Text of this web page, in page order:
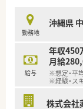
【やりがい/
があり、
■グループ
毎日新鮮
■調剤薬局
勤務地
沖縄県
給与
年収450
月給
※想定・平
※経験・ス
株式会社